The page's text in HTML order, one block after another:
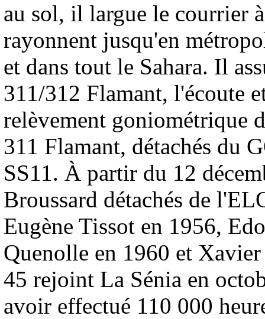
au sol, il largue le courrier
rayonnent jusqu'en
et dans tout le Sahara. Il
311/312 Flamant, l'écoute
relèvement goniométrique
311 Flamant, détachés du
SS11. À partir du 12
Broussard détachés de
Eugène Tissot en 1956,
Quenolle en 1960 et
45 rejoint La Sénia en
avoir effectué 110 000